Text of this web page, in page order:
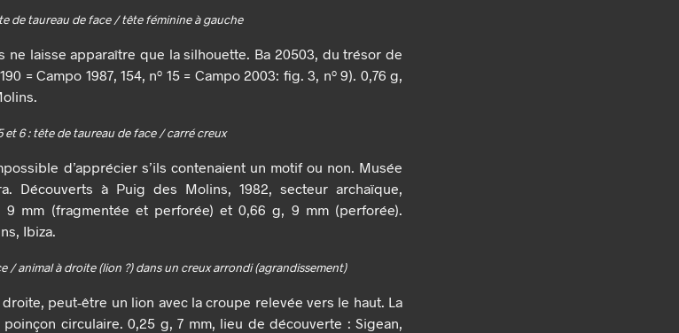
de taureau de face / tête féminine à gauche
laisse apparaître que la silhouette. Ba 20503, du trésor de
= Campo 1987, 154, nº 15 = Campo 2003: fig. 3, nº 9). 0,76 g,
et 6 : tête de taureau de face / carré creux
d’apprécier s’ils contenaient un motif ou non. Musée
Découverts à Puig des Molins, 1982, secteur archaïque,
9 mm (fragmentée et perforée) et 0,66 g, 9 mm (perforée).
Ibiza.
/ animal à droite (lion ?) dans un creux arrondi (agrandissement)
peut-être un lion avec la croupe relevée vers le haut. La
circulaire. 0,25 g, 7 mm, lieu de découverte : Sigean,